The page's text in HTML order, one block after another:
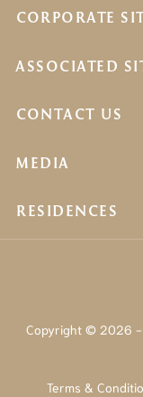
CORPORATE
ASSOCIATED
CONTACT US
MEDIA
RESIDENCES
Copyright © 2026 -
Terms &